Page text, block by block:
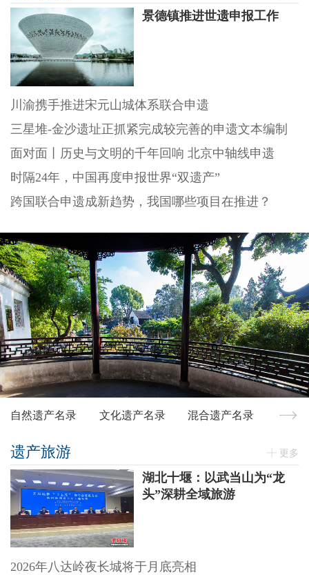
景德镇推进世遗申报工作
川渝携手推进宋元山城体系联合申遗
三星堆-金沙遗址正抓紧完成较完善的申遗文本编制
面对面丨历史与文明的千年回响 北京中轴线申遗
时隔24年，中国再度申报世界“双遗产”
跨国联合申遗成新趋势，我国哪些项目在推进？
自然遗产名录 文化遗产名录 混合遗产名录
遗产旅游 更多
湖北十堰：以武当山为“龙
头”深耕全域旅游
2026年八达岭夜长城将于月底亮相